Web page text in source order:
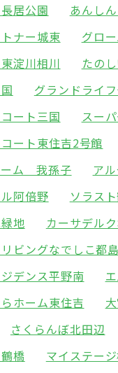
居公園
あんし
ナー城東
グロ
淀川相川
たの
グランドライ
ート三国
スー
ート東住吉2号館
ーム 我孫子
ア
阿倍野
ソラス
地
カーサデル
ビングなでしこ都
デンス平野南
ホーム東住吉
さくらんぼ北田辺
橋
マイステー